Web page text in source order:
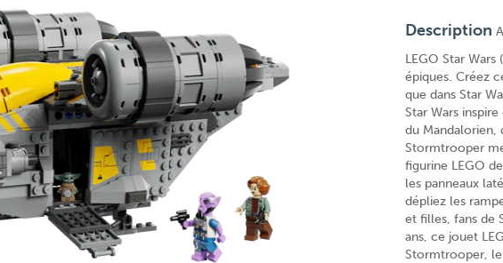
Description
LEGO Star
épiques. Créez
que dans Star
Star Wars
du Mandalorien,
Stormtrooper
figurine LEGO
les panneaux
dépliez les
et filles, fans de
ans, ce jouet
Stormtrooper,